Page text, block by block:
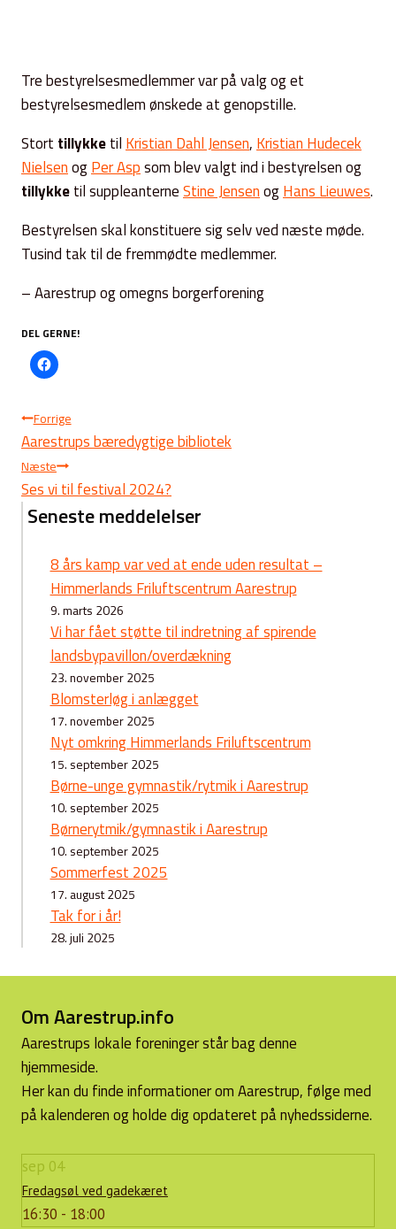
Tre bestyrelsesmedlemmer var på valg og et
bestyrelsesmedlem ønskede at genopstille.
Stort tillykketil Kristian Dahl Jensen, Kristian Hudecek
NielsenogPer Aspsom blev valgt ind i bestyrelsen og
tillykketil suppleanterneStine JensenogHans Lieuwes.
Bestyrelsen skal konstituere sig selv ved næste møde.
Tusind tak til de fremmødte medlemmer.
– Aarestrup og omegns borgerforening
DEL GERNE!
Indlægsnavigation
Forrige
Aarestrups bæredygtige bibliotek
Næste
Ses vi til festival 2024?
Seneste meddelelser
8 års kamp var ved at ende uden resultat –
Himmerlands Friluftscentrum Aarestrup
9. marts 2026
Vi har fået støtte til indretning af spirende
landsbypavillon/overdækning
23. november 2025
Blomsterløg i anlægget
17. november 2025
Nyt omkring Himmerlands Friluftscentrum
15. september 2025
Børne-unge gymnastik/rytmik i Aarestrup
10. september 2025
Børnerytmik/gymnastik i Aarestrup
10. september 2025
Sommerfest 2025
17. august 2025
Tak for i år!
28. juli 2025
Om Aarestrup.info
Aarestrups lokale foreninger står bag denne
hjemmeside.
Her kan du finde informationer om Aarestrup, følge med
på kalenderen og holde dig opdateret på nyhedssiderne.
sep 04
Fredagsøl ved gadekæret
16:30 - 18:00